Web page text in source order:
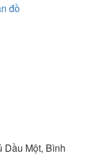
đồ
Dầu Một, Bình